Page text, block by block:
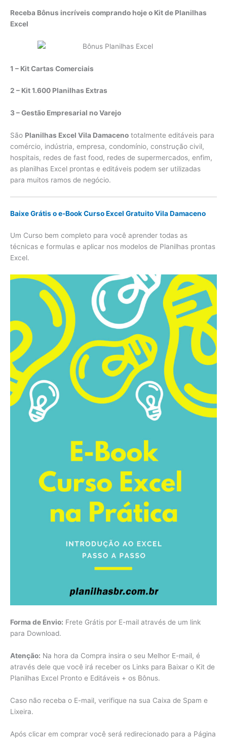
Receba Bônus incríveis comprando hoje o Kit de Planilhas
Excel
1 – Kit Cartas Comerciais
2 – Kit 1.600 Planilhas Extras
3 – Gestão Empresarial no Varejo
São Planilhas Excel Vila Damaceno totalmente editáveis para
comércio, indústria, empresa, condomínio, construção civil,
hospitais, redes de fast food, redes de supermercados, enfim,
as planilhas Excel prontas e editáveis podem ser utilizadas
para muitos ramos de negócio.
Baixe Grátis o e-Book Curso Excel Gratuito Vila Damaceno
Um Curso bem completo para você aprender todas as
técnicas e formulas e aplicar nos modelos de Planilhas prontas
Excel.
Forma de Envio: Frete Grátis por E-mail através de um link
para Download.
Atenção: Na hora da Compra insira o seu Melhor E-mail, é
através dele que você irá receber os Links para Baixar o Kit de
Planilhas Excel Pronto e Editáveis + os Bônus.
Caso não receba o E-mail, verifique na sua Caixa de Spam e
Lixeira.
Após clicar em comprar você será redirecionado para a Página